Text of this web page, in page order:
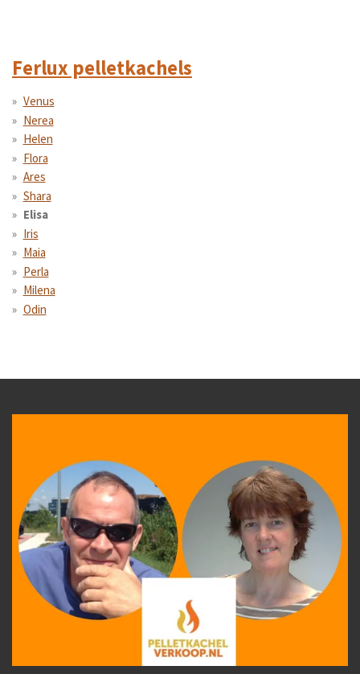
Ferlux pelletkachels
Venus
Nerea
Helen
Flora
Ares
Shara
Elisa
Iris
Maia
Perla
Milena
Odin